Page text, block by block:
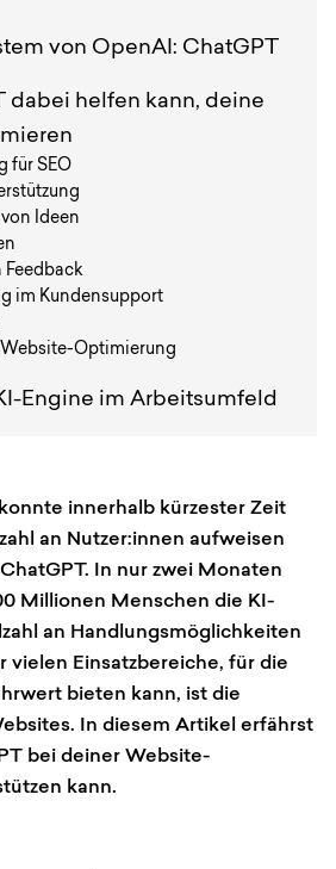
von OpenAI: ChatGPT
dabei helfen kann, deine
für SEO
Ideen
Feedback
im Kundensupport
Website-Optimierung
Engine im Arbeitsumfeld
innerhalb kürzester Zeit
an Nutzer:innen aufweisen
In nur zwei Monaten
Millionen Menschen die KI-
an Handlungsmöglichkeiten
vielen Einsatzbereiche, für die
bieten kann, ist die
In diesem Artikel erfährst
bei deiner Website-
kann.